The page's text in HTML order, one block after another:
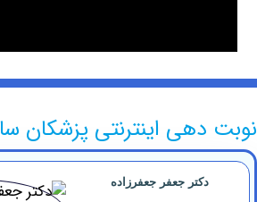
اینترنتی پزشکان ساکشن
دکتر جعفر جعفرزاده